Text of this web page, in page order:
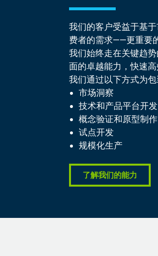
我们的客户受益于基
费者的需求——更重要
我们始终走在关键趋
面的卓越能力，快速
我们通过以下方式为包
市场洞察
技术和产品平台开发
概念验证和原型制作
试点开发
规模化生产
了解我们的能力